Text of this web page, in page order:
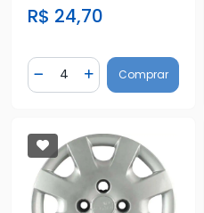
R$ 24,70
Diminuir Quantidade
Quantidade
Adicionar Quantidade
Comprar